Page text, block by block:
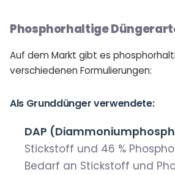
Phosphorhaltige
Auf dem Markt gibt es
verschiedenen Formulierungen:
Als Grunddünger verwendete:
DAP
Stickstoff und 46 %
Bedarf an Stickstoff und